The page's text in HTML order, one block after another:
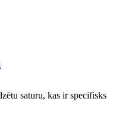
saturu, kas ir specifisks